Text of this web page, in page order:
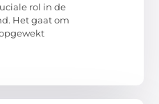
rol in de
Het gaat om